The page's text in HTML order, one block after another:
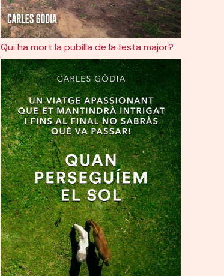
Qui ha mort la pubilla de la festa major?